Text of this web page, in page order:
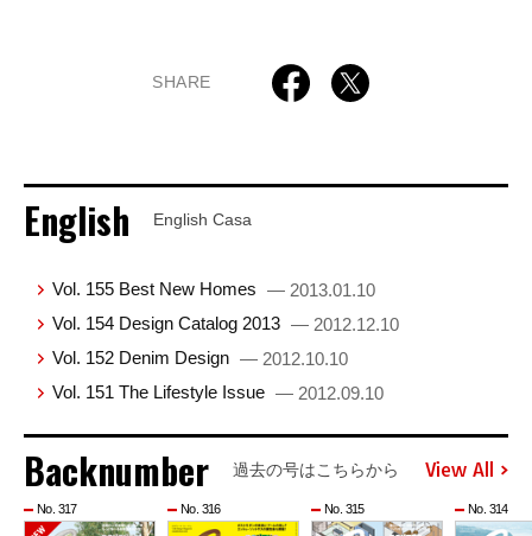
SHARE
English English Casa
Vol. 155 Best New Homes — 2013.01.10
Vol. 154 Design Catalog 2013 — 2012.12.10
Vol. 152 Denim Design — 2012.10.10
Vol. 151 The Lifestyle Issue — 2012.09.10
Backnumber 過去の号はこちらから View All
No. 317 No. 316 No. 315 No. 314